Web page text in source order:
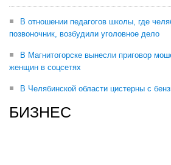
В отношении педагогов школы, где
позвоночник, возбудили уголовное дело
В Магнитогорске вынесли приговор
женщин в соцсетях
В Челябинской области цистерны с
БИЗНЕС